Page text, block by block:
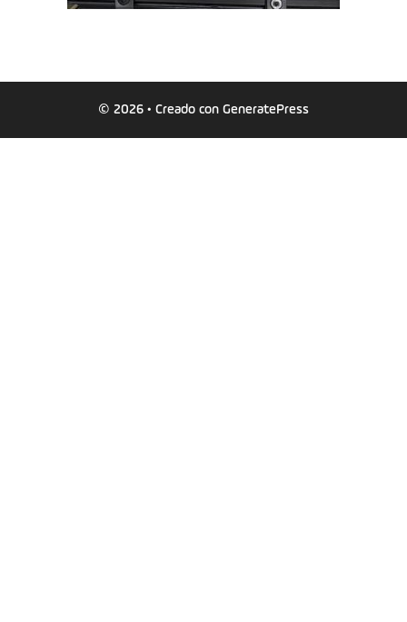
© 2026 • Creado con GeneratePress